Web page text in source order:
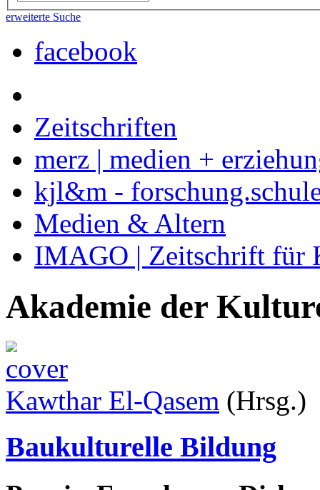
erweiterte Suche
facebook
Zeitschriften
merz | medien +
kjl&m -
Medien & Altern
IMAGO | Zeitschrift für
Akademie der
Kawthar El-Qasem (Hrsg.)
Baukulturelle Bildung